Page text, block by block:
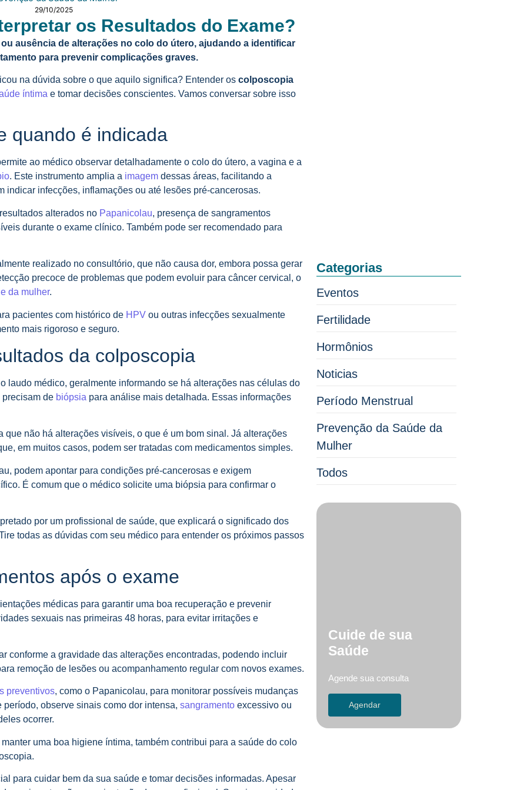
29/10/2025
os Resultados do Exame?
ausência de alterações no colo do útero, ajudando a identificar
para prevenir complicações graves.
na dúvida sobre o que aquilo significa? Entender os colposcopia
íntima e tomar decisões conscientes. Vamos conversar sobre isso
quando é indicada
ao médico observar detalhadamente o colo do útero, a vagina e a
. Este instrumento amplia a imagem dessas áreas, facilitando a
indicar infecções, inflamações ou até lesões pré-cancerosas.
alterados no Papanicolau, presença de sangramentos
durante o exame clínico. Também pode ser recomendado para
realizado no consultório, que não causa dor, embora possa gerar
precoce de problemas que podem evoluir para câncer cervical, o
da mulher.
pacientes com histórico de HPV ou outras infecções sexualmente
mais rigoroso e seguro.
da colposcopia
laudo médico, geralmente informando se há alterações nas células do
de biópsia para análise mais detalhada. Essas informações
não há alterações visíveis, o que é um bom sinal. Já alterações
em muitos casos, podem ser tratadas com medicamentos simples.
podem apontar para condições pré-cancerosas e exigem
É comum que o médico solicite uma biópsia para confirmar o
por um profissional de saúde, que explicará o significado dos
todas as dúvidas com seu médico para entender os próximos passos
após o exame
médicas para garantir uma boa recuperação e prevenir
sexuais nas primeiras 48 horas, para evitar irritações e
conforme a gravidade das alterações encontradas, podendo incluir
remoção de lesões ou acompanhamento regular com novos exames.
preventivos, como o Papanicolau, para monitorar possíveis mudanças
observe sinais como dor intensa, sangramento excessivo ou
ocorrer.
uma boa higiene íntima, também contribui para a saúde do colo
para cuidar bem da sua saúde e tomar decisões informadas. Apesar
Categorias
Eventos
Fertilidade
Hormônios
Noticias
Período Menstrual
Prevenção da Saúde da
Mulher
Todos
Cuide de sua
Saúde
Agende sua consulta
Agendar